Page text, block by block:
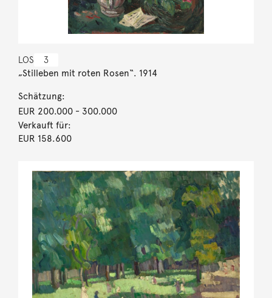
LOS 3
„Stilleben mit roten Rosen“. 1914
Schätzung:
EUR 200.000- 300.000
Verkauft für:
EUR 158.600